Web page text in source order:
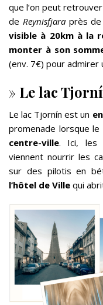
que l’on peut
de Reynisfjaraprès de
visible à 20km à la
monter à son
(env. 7€) pour admirer
» Le lac
Le lac Tjornín est un
promenade lorsque
centre-ville. Ici, les
viennent nourrir les
sur des pilotis en
l’hôtel de Ville qui